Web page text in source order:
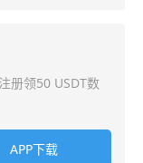
册领50 USDT数
APP下载